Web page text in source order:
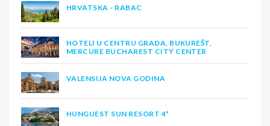
HRVATSKA - RABAC
HOTELI U CENTRU GRADA, BUKUREŠT,
MERCURE BUCHAREST CITY CENTER
VALENSIJA NOVA GODINA
HUNGUEST SUN RESORT 4*